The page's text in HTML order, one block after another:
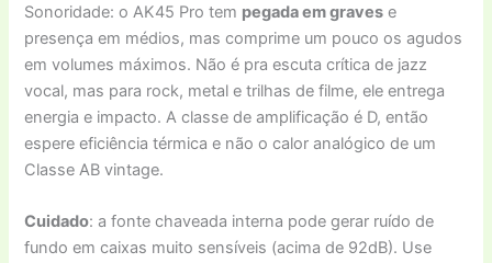
Sonoridade: o AK45 Pro tem pegada em graves e
presença em médios, mas comprime um pouco os agudos
em volumes máximos. Não é pra escuta crítica de jazz
vocal, mas para rock, metal e trilhas de filme, ele entrega
energia e impacto. A classe de amplificação é D, então
espere eficiência térmica e não o calor analógico de um
Classe AB vintage.
Cuidado: a fonte chaveada interna pode gerar ruído de
fundo em caixas muito sensíveis (acima de 92dB). Use